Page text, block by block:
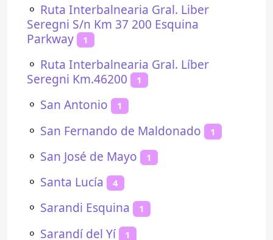
⚬ Ruta Interbalnearia Gral. Liber
Seregni S/n Km 37 200 Esquina
Parkway
1
⚬ Ruta Interbalnearia Gral. Líber
Seregni Km.46200
1
⚬ San Antonio 1
⚬ San Fernando de Maldonado 1
⚬ San José de Mayo 1
⚬ Santa Lucía 4
⚬ Sarandi Esquina 1
⚬ Sarandí del Yí 1